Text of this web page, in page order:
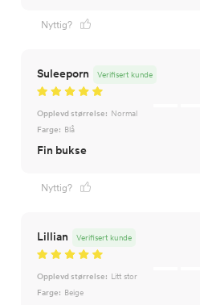
Nyttig?
Suleeporn Verifisert kunde
Opplevd størrelse: Normal
Farge: Blå
Fin bukse
Nyttig?
Lillian Verifisert kunde
Opplevd størrelse: Litt stor
Farge: Beige